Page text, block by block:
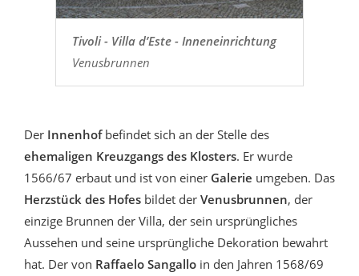
Tivoli - Villa d’Este - Inneneinrichtung
Venusbrunnen
Der Innenhofbefindet sich an der Stelle des
ehemaligen Kreuzgangs des Klosters. Er wurde
1566/67 erbaut und ist von einer Galerie umgeben. Das
Herzstück des Hofes bildet der Venusbrunnen, der
einzige Brunnen der Villa, der sein ursprüngliches
Aussehen und seine ursprüngliche Dekoration bewahrt
hat. Der von Raffaelo Sangallo in den Jahren 1568/69